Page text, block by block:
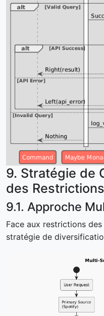
9. Stratégie de
des Restrictions
9.1. Approche
Face aux restrictions
stratégie de